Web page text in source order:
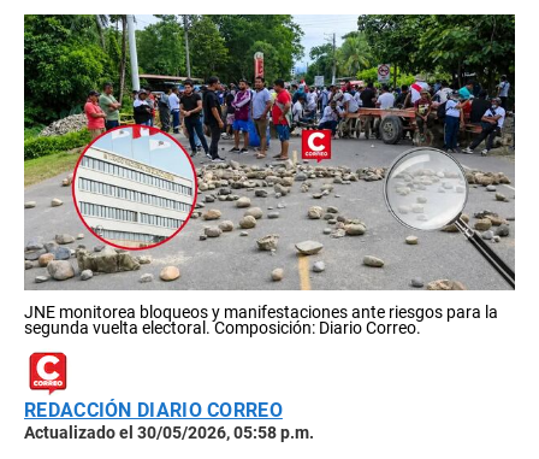
JNE monitorea bloqueos y manifestaciones ante riesgos para la
segunda vuelta electoral. Composición: Diario Correo.
REDACCIÓN DIARIO CORREO
Actualizado el 30/05/2026, 05:58 p.m.